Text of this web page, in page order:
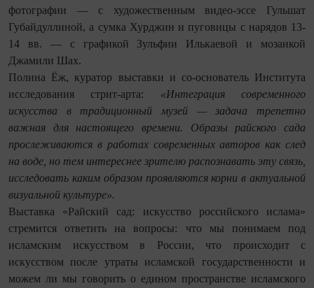
фотографии — с художественным видео-эссе Гульшат
Губайдуллиной, а сумка Хурджин и пуговицы с нарядов 13-
14 вв. — с графикой Зульфии Илькаевой и мозаикой
Джамили Шах.
Полина Ёж, куратор выставки и со-основатель Института
исследования стрит-арта: «Интеграция современного
искусства в традиционный музей — задача трепетно
важная для настоящего времени. Образы райского сада
прослеживаются в работах современных авторов как след
на воде, но тем интереснее зрителю распознавать эту связь,
исследовать каким образом проявляются корни в актуальной
визуальной культуре».
Выставка «Райский сад: искусство российского ислама»
стремится ответить на вопросы: что мы понимаем под
исламским искусством в России, что происходит с
искусством после утраты исламской государственности и
можем ли мы говорить о едином пространстве исламского